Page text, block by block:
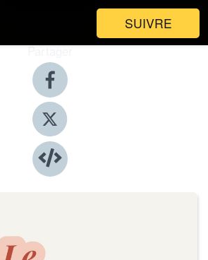
SUIVRE
Partager